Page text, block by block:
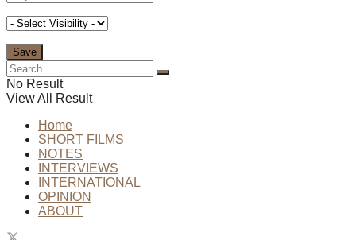
No Result
View All Result
Home
SHORT FILMS
NOTES
INTERVIEWS
INTERNATIONAL
OPINION
ABOUT